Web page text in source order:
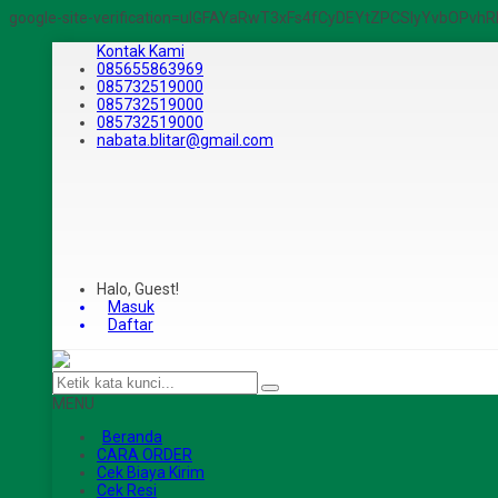
google-site-
Kontak Kami
085655863969
085732519000
085732519000
085732519000
nabata.blitar@gmail.com
Halo, Guest!
Masuk
Daftar
MENU
Beranda
CARA ORDER
Cek Biaya Kirim
Cek Resi